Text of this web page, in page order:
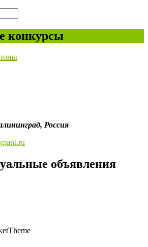
конкурсы
Россия
объявления